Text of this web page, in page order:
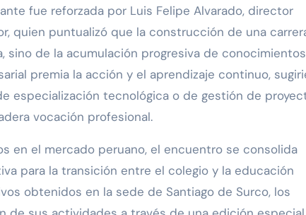
fue reforzada por Luis Felipe Alvarado, director
quien puntualizó que la construcción de una
de la acumulación progresiva de conocimientos
premia la acción y el aprendizaje continuo,
especialización tecnológica o de gestión de
vocación profesional.
en el mercado peruano, el encuentro se consolida
para la transición entre el colegio y la educación
obtenidos en la sede de Santiago de Surco, los